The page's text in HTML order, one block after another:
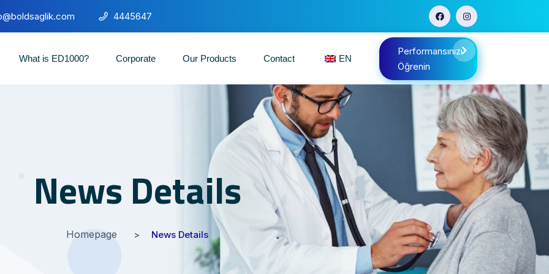
4445647
What is ED1000? Corporate Our Products Contact EN
Performansınızı
Öğrenin
News Details
Homepage News Details